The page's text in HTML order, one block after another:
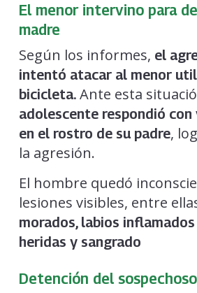
El menor intervino para
madre
Según los informes, el
intentó atacar al menor
bicicleta.Ante esta
adolescente respondió
en el rostro de su padre,
la agresión.
El hombre quedó
lesiones visibles, entre
morados, labios
heridas y sangrado
Detención del sospechoso